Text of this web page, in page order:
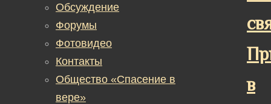
в
Обсуждение
Форумы
Фотовидео
Контакты
Общество «Спасение в
вере»